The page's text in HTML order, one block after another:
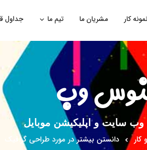
نمونه کار مشریان ما تیم ما جداول
وب
وب سایت و اپلیکیشن موبایل
دانستن بیشتر در مورد طراحی گرافیک